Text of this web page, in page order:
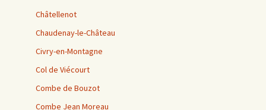
Châtellenot
Chaudenay-le-Château
Civry-en-Montagne
Col de Viécourt
Combe de Bouzot
Combe Jean Moreau